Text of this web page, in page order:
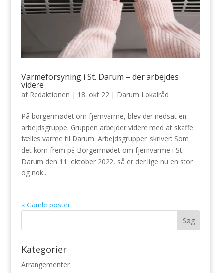
Varmeforsyning i St. Darum – der arbejdes
videre
af Redaktionen | 18. okt 22| Darum Lokalråd
På borgermødet om fjernvarme, blev der nedsat en
arbejdsgruppe. Gruppen arbejder videre med at skaffe
fælles varme til Darum. Arbejdsgruppen skriver: Som
det kom frem på Borgermødet om fjernvarme i St.
Darum den 11. oktober 2022, så er der lige nu en stor
og nok...
« Gamle poster
Kategorier
Arrangementer